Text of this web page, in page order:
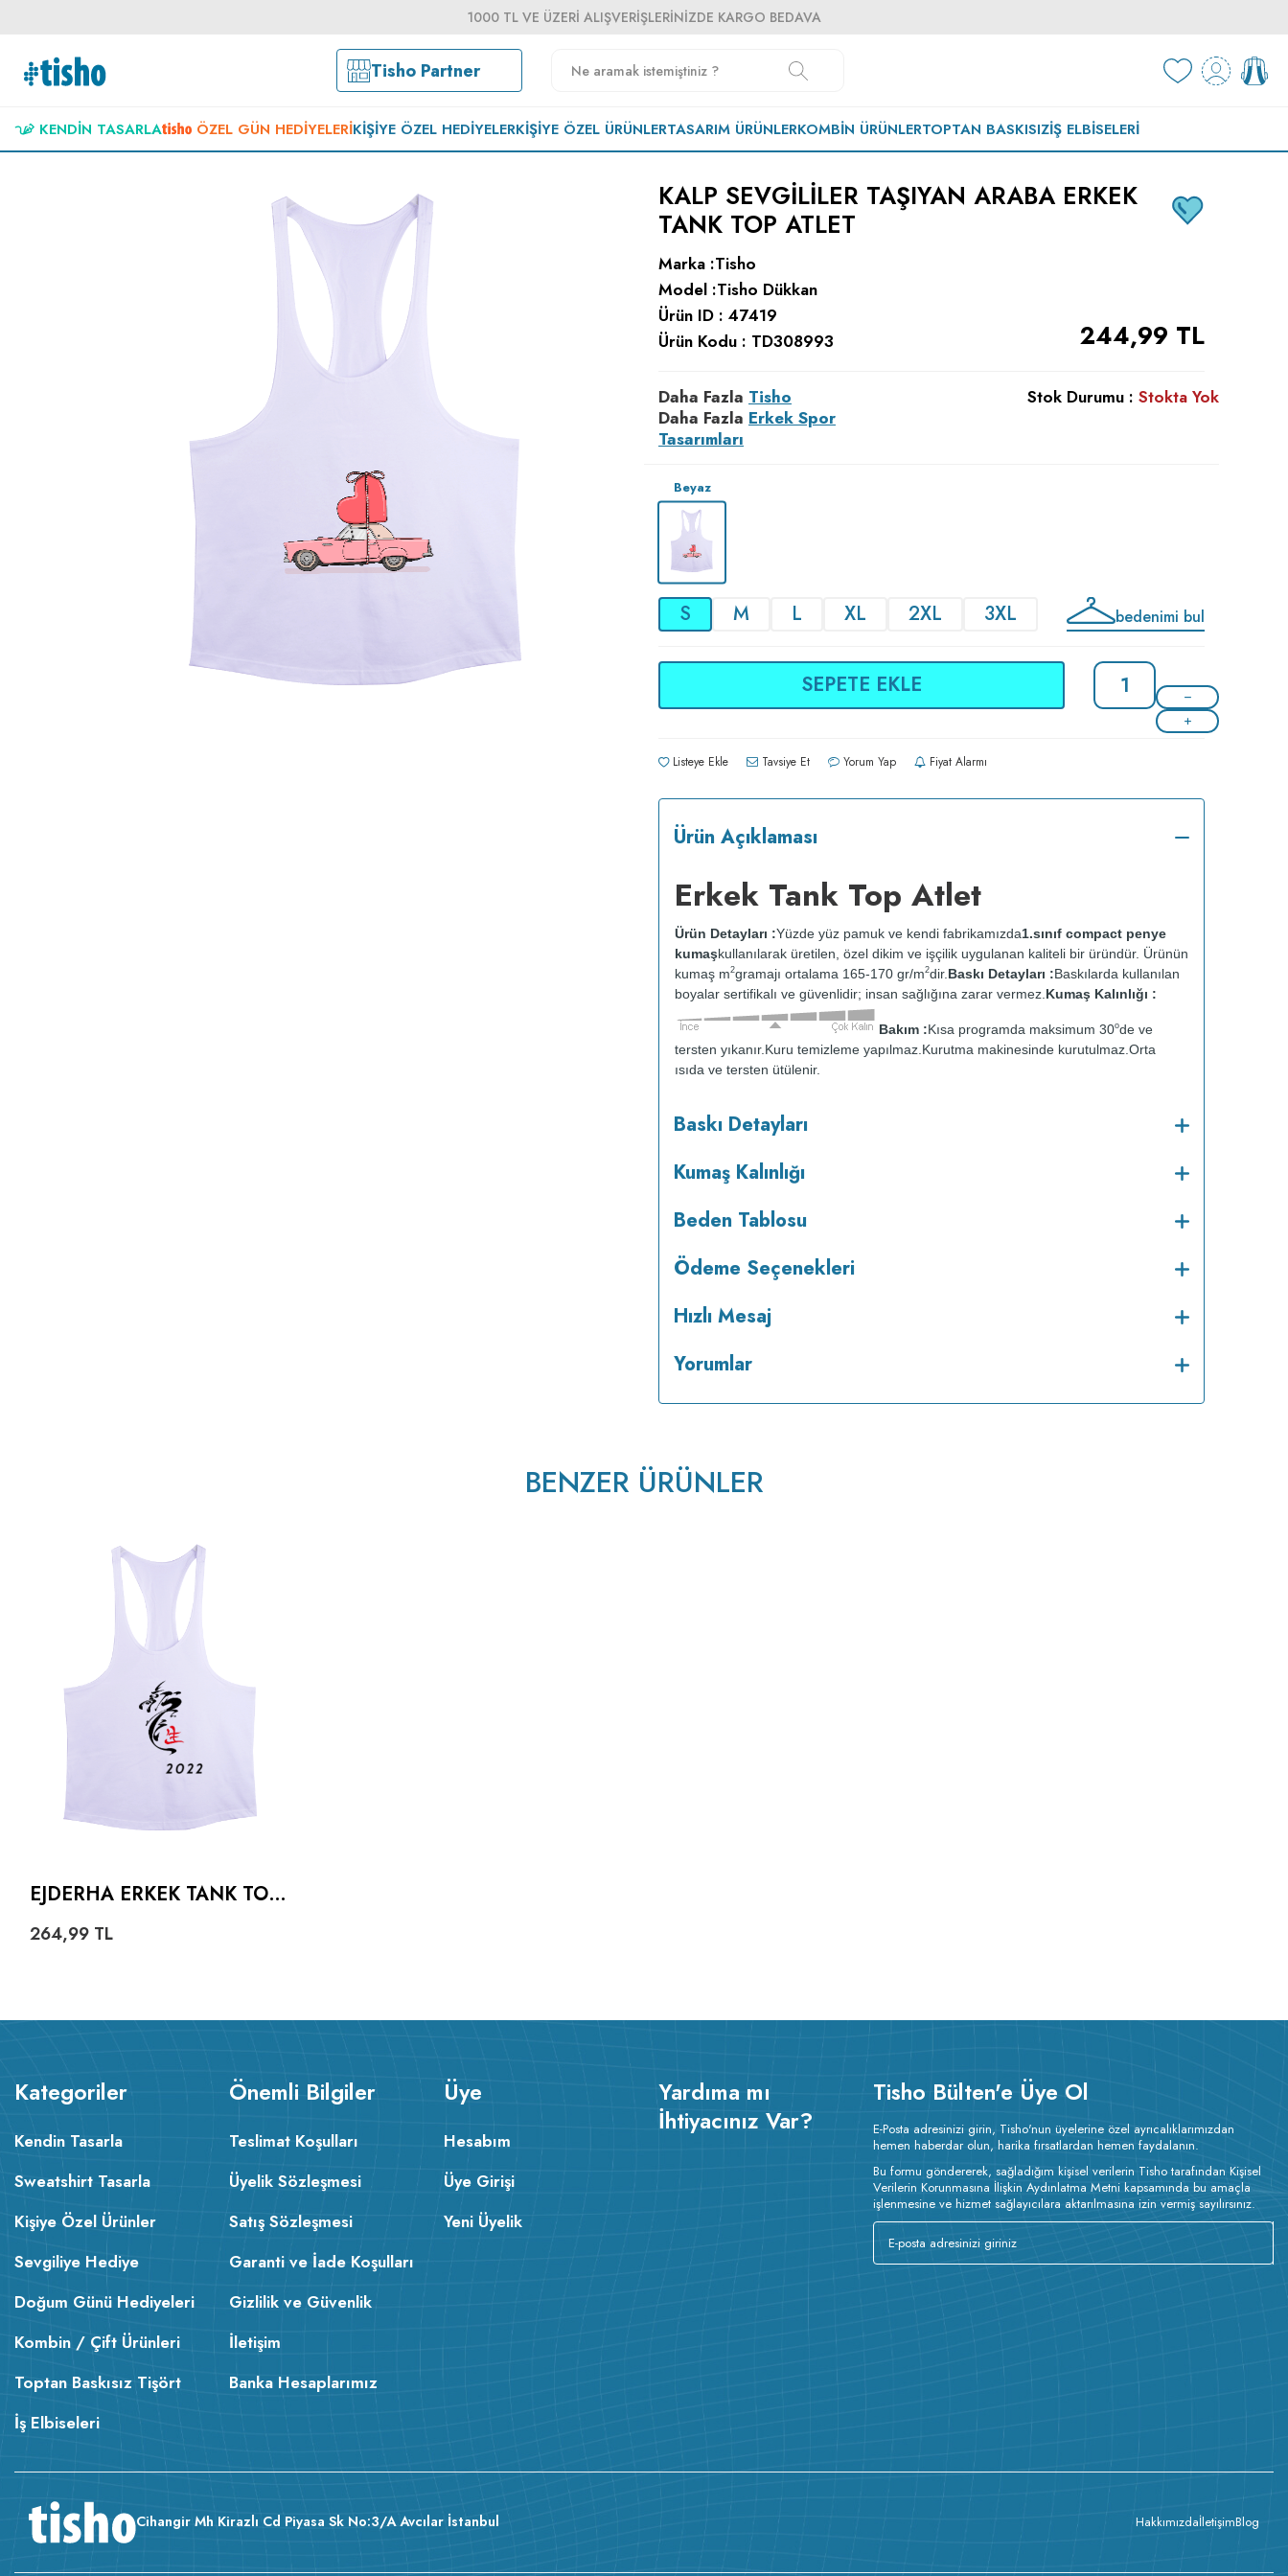
1000 TL VE ÜZERI ALIŞVERIŞLERINIZDE KARGO BEDAVA
Tisho Partner
KENDIN TASARLA ÖZEL GÜN HEDIYELERIKIŞIYE ÖZEL HEDIYELERKIŞIYE ÖZEL ÜRÜNLERTASARIM ÜRÜNLERKOMBIN ÜRÜNLERTOPTAN BASKISIZİŞ ELBISELERI
KALP SEVGILILER TAŞIYAN ARABA ERKEK
TANK TOP ATLET
Marka :Tisho
Model :Tisho Dükkan
Ürün ID : 47419
Ürün Kodu : TD308993 244,99 TL
Daha Fazla Tisho
Daha Fazla Erkek Spor
Tasarımları
Stok Durumu : Stokta Yok
Beyaz
S M L XL 2XL 3XL bedenimi bul
SEPETE EKLE
Listeye Ekle Tavsiye Et Yorum Yap Fiyat Alarmı
Ürün Açıklaması
Erkek Tank Top Atlet
Ürün Detayları :Yüzde yüz pamuk ve kendi fabrikamızda1.sınıf compact penye
kumaşkullanılarak üretilen, özel dikim ve işçilik uygulanan kaliteli bir üründür. Ürünün
kumaş m2gramajı ortalama 165-170 gr/m2dir. Baskı Detayları :Baskılarda kullanılan
boyalar sertifikalı ve güvenlidir; insan sağlığına zarar vermez. Kumaş Kalınlığı :
Bakım :Kısa programda maksimum 30ode ve
tersten yıkanır. Kuru temizleme yapılmaz. Kurutma makinesinde kurutulmaz. Orta
ısıda ve tersten ütülenir.
Baskı Detayları
Kumaş Kalınlığı
Beden Tablosu
Ödeme Seçenekleri
Hızlı Mesaj
Yorumlar
BENZER ÜRÜNLER
EJDERHA ERKEK TANK TOP
264,99 TL
Kategoriler
Kendin Tasarla
Sweatshirt Tasarla
Kişiye Özel Ürünler
Sevgiliye Hediye
Doğum Günü Hediyeleri
Kombin / Çift Ürünleri
Toptan Baskısız Tişört
İş Elbiseleri
Önemli Bilgiler
Teslimat Koşulları
Üyelik Sözleşmesi
Satış Sözleşmesi
Garanti ve İade Koşulları
Gizlilik ve Güvenlik
İletişim
Banka Hesaplarımız
Üye
Hesabım
Üye Girişi
Yeni Üyelik
Yardıma mı
İhtiyacınız Var?
Tisho Bülten'e Üye Ol
E-Posta adresinizi girin, Tisho'nun üyelerine özel ayrıcalıklarımızdan
hemen haberdar olun, harika fırsatlardan hemen faydalanın.
Bu formu göndererek, sağladığım kişisel verilerin Tisho tarafından Kişisel
Verilerin Korunmasına İlişkin Aydınlatma Metni kapsamında bu amaçla
işlenmesine ve hizmet sağlayıcılara aktarılmasına izin vermiş sayılırsınız.
Cihangir Mh Kirazlı Cd Piyasa Sk No:3/A Avcılar İstanbul HakkımızdaİletişimBlog